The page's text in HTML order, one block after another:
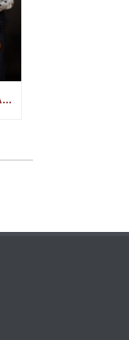
AMAI QUARTET – ATELIER FRANCESCO TOTO